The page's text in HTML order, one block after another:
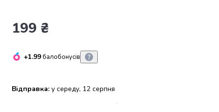
швидкого
приготування
та
199 ₴
+1.99балобонусів
Відправка: у середу, 12 серпня